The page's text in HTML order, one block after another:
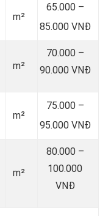
m²
65.000 –
85.000 VNĐ
m²
70.000 –
90.000 VNĐ
m²
75.000 –
95.000 VNĐ
m²
80.000 –
100.000
VNĐ